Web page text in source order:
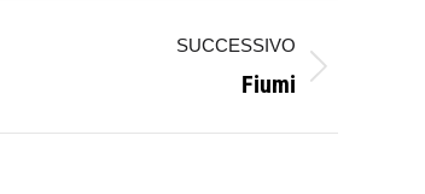
SUCCESSIVO
Fiumi